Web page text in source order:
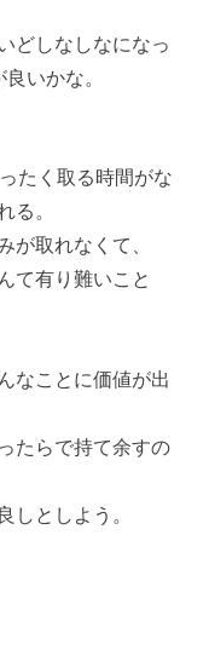
どしなしなになっ
いかな。
たく取る時間がな
る。
が取れなくて、
て有り難いこと
なことに価値が出
たらで持て余すの
しとしよう。